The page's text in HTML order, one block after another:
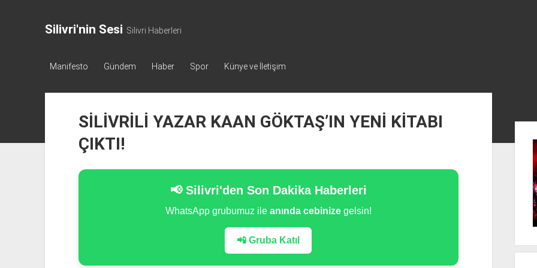
Silivri'nin Sesi Silivri Haberleri
Manifesto Gündem Haber Spor Künye ve İletişim
SİLİVRİLİ YAZAR KAAN GÖKTAŞ’IN YENİ KİTABI
ÇIKTI!
📢 Silivri'den Son Dakika Haberleri
WhatsApp grubumuz ile anında cebinizegelsin!
📲 Gruba Katıl
a